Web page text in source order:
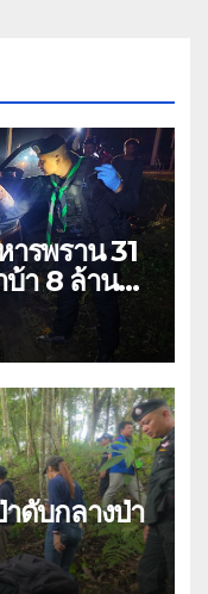
ารพราน 31
บ้า 8 ล้าน
าดับกลางป่า